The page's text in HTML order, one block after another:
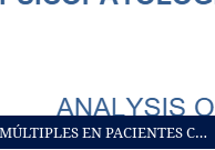
ANÁLISIS DE LAS INTELIGENCIAS MÚLTIPLES EN PACIENTES CON PSICOPATOLOGÍA DESDE EL ENFOQUE DE ENFERMERÍA EN SALUD MENTAL